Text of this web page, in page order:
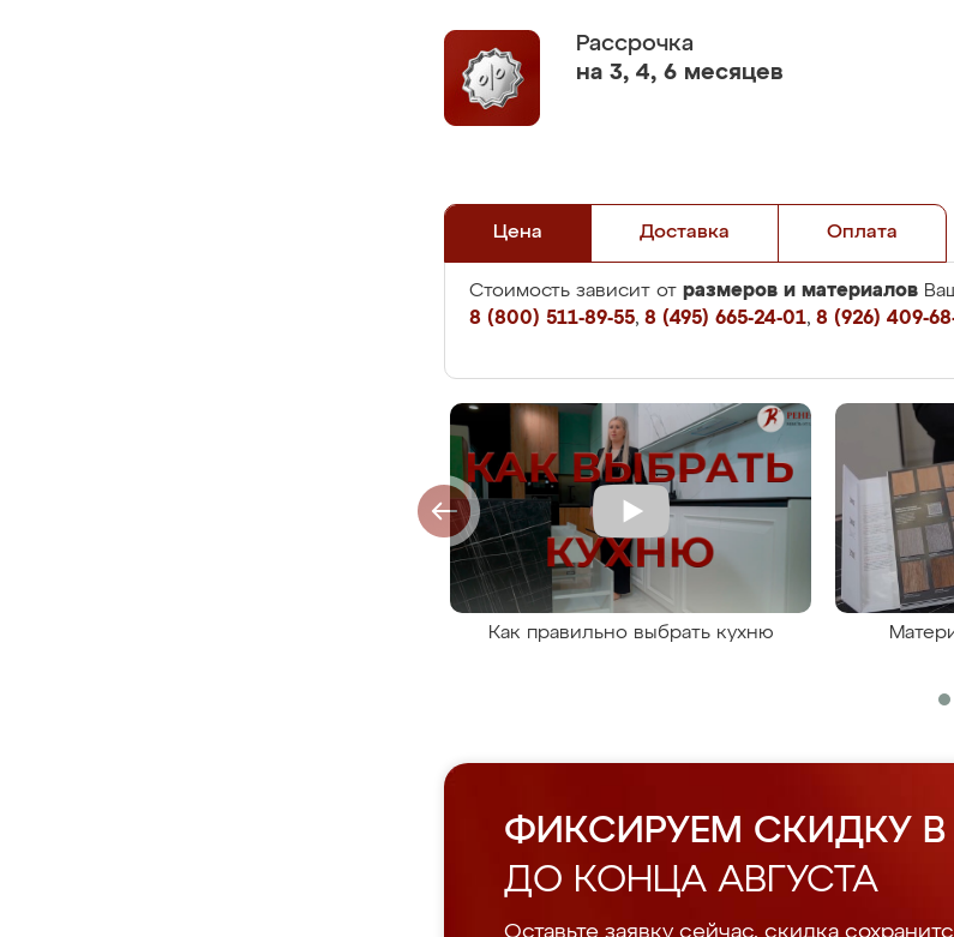
Рассрочка
на 3, 4, 6 месяцев
Цена Доставка Оплата
Стоимость зависит от размеров и материалов
8 (800) 511-89-55, 8 (495) 665-24-01, 8 (926) 409-
Как правильно выбрать кухню
ФИКСИРУЕМ СКИДКУ В
ДО КОНЦА АВГУСТА
Оставьте заявку сейчас, скидка